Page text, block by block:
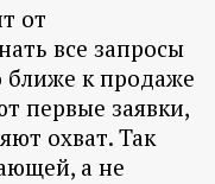
от
все запросы
ближе к продаже
первые заявки,
охват. Так
а не